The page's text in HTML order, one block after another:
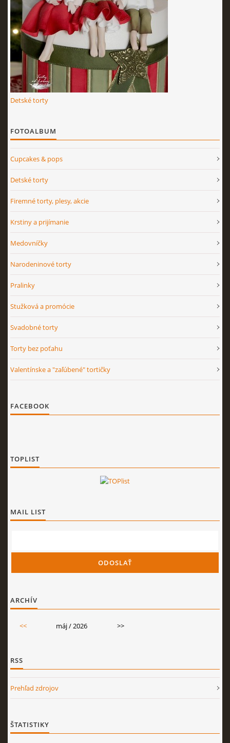
Detské torty
FOTOALBUM
Cupcakes & pops
Detské torty
Firemné torty, plesy, akcie
Krstiny a prijímanie
Medovníčky
Narodeninové torty
Pralinky
Stužková a promócie
Svadobné torty
Torty bez poťahu
Valentínske a "zaľúbené" tortičky
FACEBOOK
TOPLIST
MAIL LIST
ARCHÍV
<< máj / 2026 >>
RSS
Prehľad zdrojov
ŠTATISTIKY